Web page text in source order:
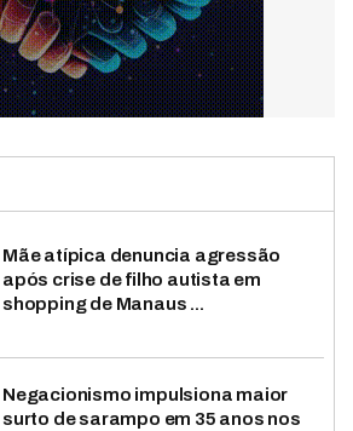
Mãe atípica denuncia agressão
após crise de filho autista em
shopping de Manaus ...
Negacionismo impulsiona maior
surto de sarampo em 35 anos nos